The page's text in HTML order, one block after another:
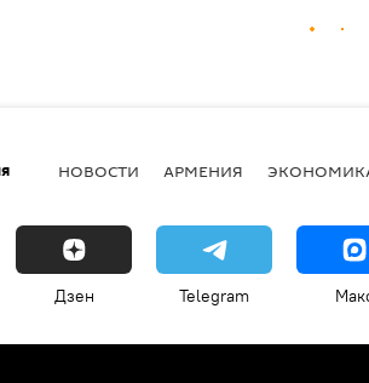
НОВОСТИ АРМЕНИЯ
Дзен Telegram